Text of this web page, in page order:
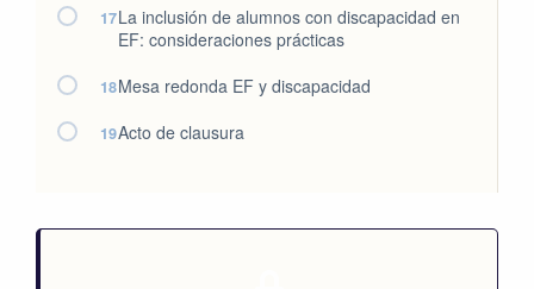
17La inclusión de alumnos con discapacidad en
EF: consideraciones prácticas
18Mesa redonda EF y discapacidad
19Acto de clausura